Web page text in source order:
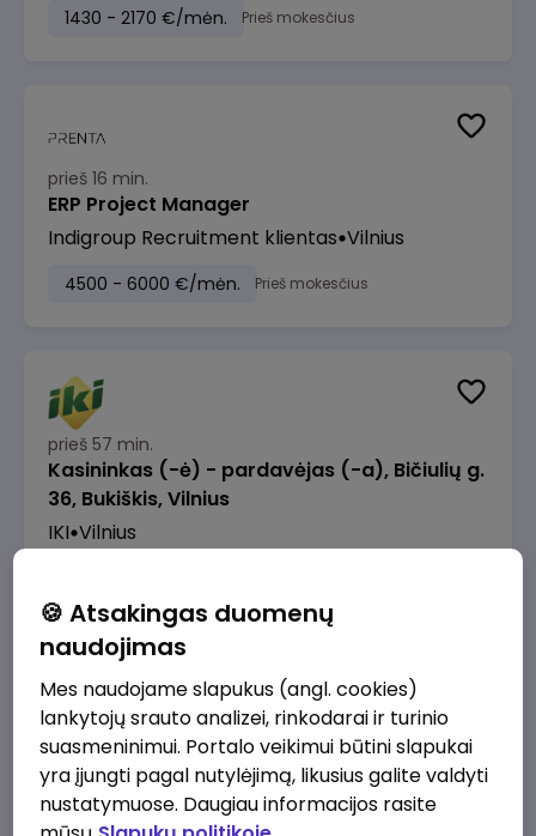
1430 - 2170 €/mėn. Prieš mokesčius
prieš 16 min.
ERP Project Manager
Indigroup Recruitment klientas Vilnius
4500 - 6000 €/mėn. Prieš mokesčius
prieš 57 min.
Kasininkas (-ė) - pardavėjas (-a), Bičiulių g.
36, Bukiškis, Vilnius
IKI Vilnius
prieš 1 val.
Prekių surinkėjas (-a) - pickeris, Senasis
Ukmergės kelias 8, Avižieniai
IKI Vilnius
🍪 Atsakingas duomenų
naudojimas
Mes naudojame slapukus (angl. cookies)
lankytojų srauto analizei, rinkodarai ir turinio
suasmeninimui. Portalo veikimui būtini slapukai
yra įjungti pagal nutylėjimą, likusius galite valdyti
nustatymuose. Daugiau informacijos rasite